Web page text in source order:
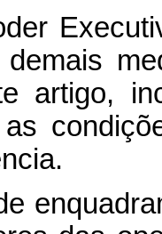
artigo,